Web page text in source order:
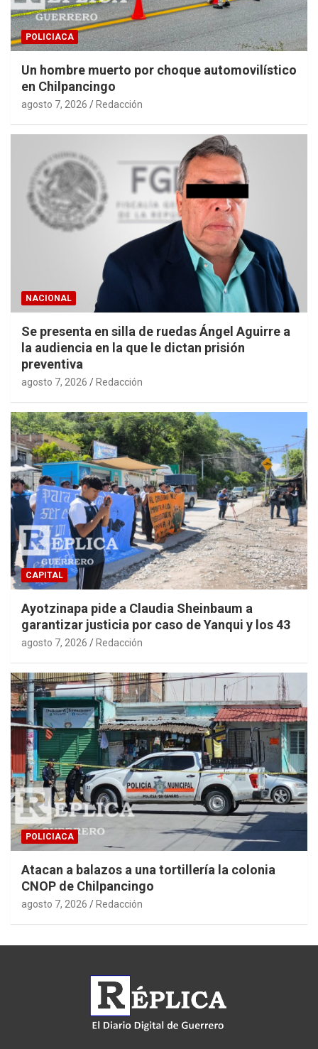
POLICIACA
Un hombre muerto por choque automovilístico
en Chilpancingo
agosto 7, 2026 Redacción
NACIONAL
Se presenta en silla de ruedas Ángel Aguirre a
la audiencia en la que le dictan prisión
preventiva
agosto 7, 2026 Redacción
CAPITAL
Ayotzinapa pide a Claudia Sheinbaum a
garantizar justicia por caso de Yanqui y los 43
agosto 7, 2026 Redacción
POLICIACA
Atacan a balazos a una tortillería la colonia
CNOP de Chilpancingo
agosto 7, 2026 Redacción